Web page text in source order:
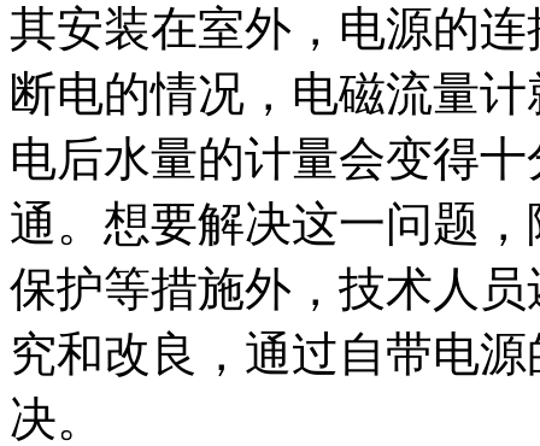
其安装在室外，电源的
断电的情况，电磁流量
电后水量的计量会变得
通。想要解决这一问题
保护等措施外，技术人
究和改良，通过自带电
决。